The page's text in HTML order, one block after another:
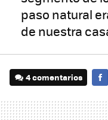
paso natural
de nuestra
4 comentarios